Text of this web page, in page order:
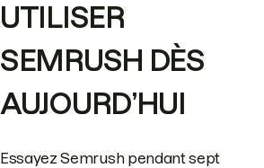
UTILISER
SEMRUSH DÈS
AUJOURD’HUI
Essayez Semrush pendant sept